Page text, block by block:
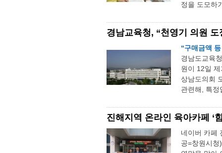
정을 도모하
경남교육청, “천영기 의원
“구매금액
경남도교육
원이 12일
상남도의회
관련해, 특
진해지역 온라인 육아카페 ‘
네이버 카페
공=창원시청